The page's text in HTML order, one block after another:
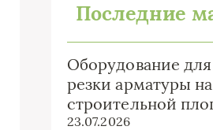
Последние
Оборудование
резки арматуры на
строительной
23.07.2026